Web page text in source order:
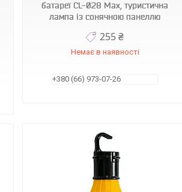
батареї CL-028 Max, туристична
лампа із сонячною панеллю
255 ₴
Немає в наявності
+380 (66) 973-07-26